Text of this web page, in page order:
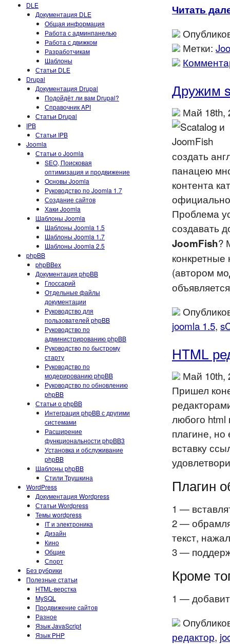
DLE
Документация DLE
Общая информация
Работа с админпанелью
Работа с движком
Разработчикам
Шаблоны
Статьи DLE
Drupal
Документация Drupal
Подойдёт ли вам Drupal?
Справочник API
Статьи Drupal
IPB
Статьи IPB
Joomla
Статьи о Joomla
SEO, Поисковая
оптимизация и продвижение
Основы Joomla
Руководство по Joomla 1.7
Создание сайтов
Хаки Joomla
Шаблоны Joomla
Шаблоны Joomla 1.5
Шаблоны Joomla 1.7
Шаблоны Joomla 2.5
phpBB
phpBBex
Документация phpBB
Глоссарий
Отдельные файлы
документации
Руководство для
пользователей phpBB
Руководство по
администрированию phpBB
Руководство по быстрому
старту
Руководство по
модерированию phpBB
Руководство по обновлению
phpBB
Статьи о phpBB
Интеграция phpBB с другими
системами
Расширение
функциональности phpBB3
Установка и обслуживание
phpBB
Шаблоны phpBB
Стили Трушкина
WordPress
Документация Wordpress
Статьи Wordpress
Темы wordpress
IT и электроника
Дизайн
Кино
Общие
Спорт
Без рубрики
Полезные статьи
HTML-верстка
MySQL
Продвижение сайтов
Разное
Язык JavaScript
Язык PHP
Читать
Метки:
Дружим
Май 18th,
создать
панацею
контента
Проблема
создавать
JoomFish?
(автором
joomla 1.5,
HTML
Май 10th,
Пришел
любого
плагине, но
вставку
Плагин
1 —
2 —
текст,
3 —
Кроме
1 —
редактор,